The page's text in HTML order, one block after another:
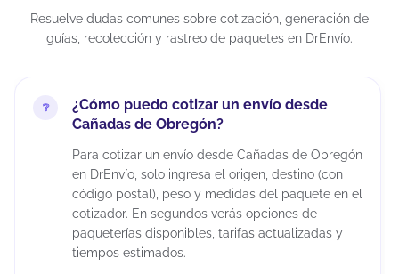
Resuelve dudas comunes sobre cotización, generación de
guías, recolección y rastreo de paquetes en DrEnvío.
¿Cómo puedo cotizar un envío desde
Cañadas de Obregón?
Para cotizar un envío desde Cañadas de Obregón
en DrEnvío, solo ingresa el origen, destino (con
código postal), peso y medidas del paquete en el
cotizador. En segundos verás opciones de
paqueterías disponibles, tarifas actualizadas y
tiempos estimados.